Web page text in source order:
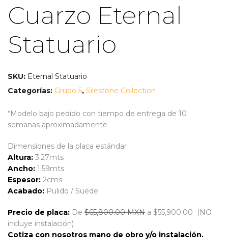
Cuarzo Eternal
Statuario
SKU: Eternal Statuario
Categorías: Grupo 5, Silestone Collection
*Modelo bajo pedido con tiempo de entrega de 10
semanas aproximadamente
Dimensiones de la placa estándar
Altura: 3.27mts
Ancho: 1.59mts
Espesor: 2cms
Acabado: Pulido / Suede
Precio de placa: De $65,800.00 MXN a $55,900.00 (NO
incluye instalación)
Cotiza con nosotros mano de obro y/o instalación.